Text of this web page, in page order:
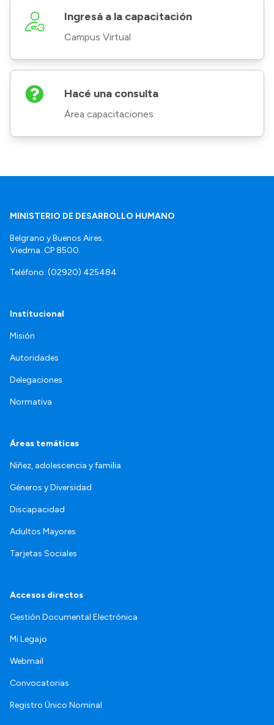
Ingresá a la capacitación
Campus Virtual
Hacé una consulta
Área capacitaciones
MINISTERIO DE DESARROLLO HUMANO
Belgrano y Buenos Aires.
Viedma. CP 8500.
Teléfono: (02920) 425484
Institucional
Misión
Autoridades
Delegaciones
Normativa
Áreas temáticas
Niñez, adolescencia y familia
Géneros y Diversidad
Discapacidad
Adultos Mayores
Tarjetas Sociales
Accesos directos
Gestión Documental Electrónica
Mi Legajo
Webmail
Convocatorias
Registro Único Nominal